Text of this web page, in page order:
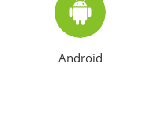
Android